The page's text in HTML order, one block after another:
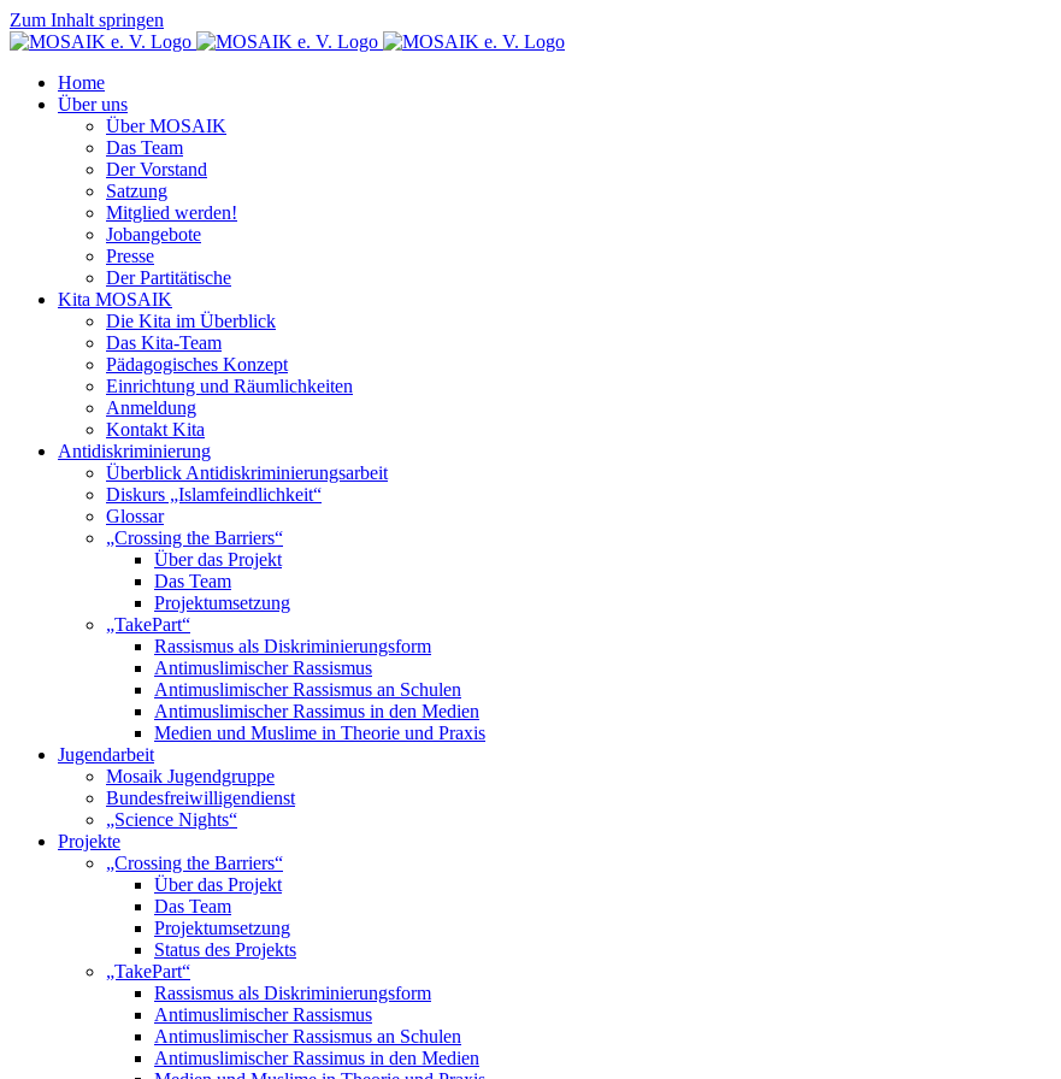
Zum Inhalt springen
Home
Über uns
Über MOSAIK
Das Team
Der Vorstand
Satzung
Mitglied werden!
Jobangebote
Presse
Der Partitätische
Kita MOSAIK
Die Kita im Überblick
Das Kita-Team
Pädagogisches Konzept
Einrichtung und Räumlichkeiten
Anmeldung
Kontakt Kita
Antidiskriminierung
Überblick Antidiskriminierungsarbeit
Diskurs „Islamfeindlichkeit“
Glossar
„Crossing the Barriers“
Über das Projekt
Das Team
Projektumsetzung
„TakePart“
Rassismus als Diskriminierungsform
Antimuslimischer Rassismus
Antimuslimischer Rassismus an Schulen
Antimuslimischer Rassimus in den Medien
Medien und Muslime in Theorie und Praxis
Jugendarbeit
Mosaik Jugendgruppe
Bundesfreiwilligendienst
„Science Nights“
Projekte
„Crossing the Barriers“
Über das Projekt
Das Team
Projektumsetzung
Status des Projekts
„TakePart“
Rassismus als Diskriminierungsform
Antimuslimischer Rassismus
Antimuslimischer Rassismus an Schulen
Antimuslimischer Rassimus in den Medien